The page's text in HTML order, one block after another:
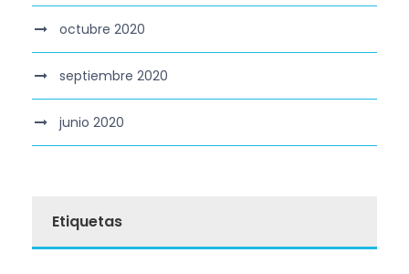
octubre 2020
septiembre 2020
junio 2020
Etiquetas